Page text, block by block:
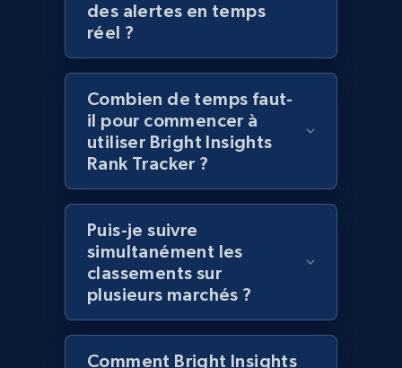
Lazada - Products - Discover products by
category URL or brand URL
URL, Title, Rating, Reviews, Initial price, Final
price, Currency, Stock, and more.
Lazada - Products - Discover products by
seller URL
URL, Title, Rating, Reviews, Initial price, Final
price, Currency, Stock, and more.
des alertes en temps
réel ?
Combien de temps faut-
il pour commencer à
utiliser Bright Insights
Rank Tracker ?
Puis-je suivre
simultanément les
classements sur
plusieurs marchés ?
Comment Bright Insights